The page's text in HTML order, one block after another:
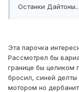
Останки Дайтоны..
Эта парочка
Рассмотрел бы
границе бы целиком
бросил, синей
мотором но